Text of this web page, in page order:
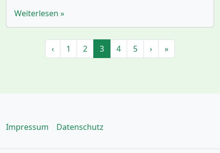
Weiterlesen »
Seitennavigation
‹ Seite
1 Seite
2 Aktuelle Seite
3 Seite
4 Seite
5 › »
Impressum Datenschutz